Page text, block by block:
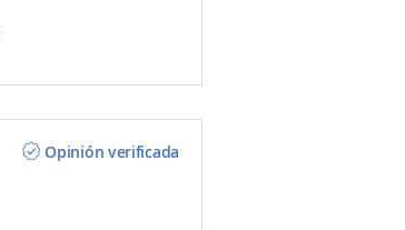
Opinión verificada